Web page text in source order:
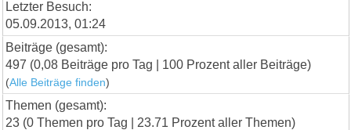
Letzter Besuch:
05.09.2013, 01:24
Beiträge (gesamt):
497 (0,08 Beiträge pro Tag | 100 Prozent aller Beiträge)
(Alle Beiträge finden)
Themen (gesamt):
23 (0 Themen pro Tag | 23.71 Prozent aller Themen)